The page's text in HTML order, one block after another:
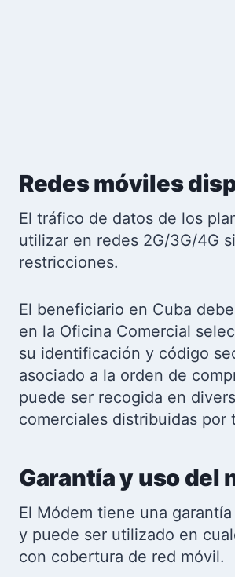
Redes móviles
El tráfico de datos de los
utilizar en redes 2G/3G/4G
restricciones.
El beneficiario en Cuba
en la Oficina Comercial
su identificación y código
asociado a la orden de
puede ser recogida en
comerciales distribuidas por
Garantía y uso del
El Módem tiene una
y puede ser utilizado en
con cobertura de red móvil.